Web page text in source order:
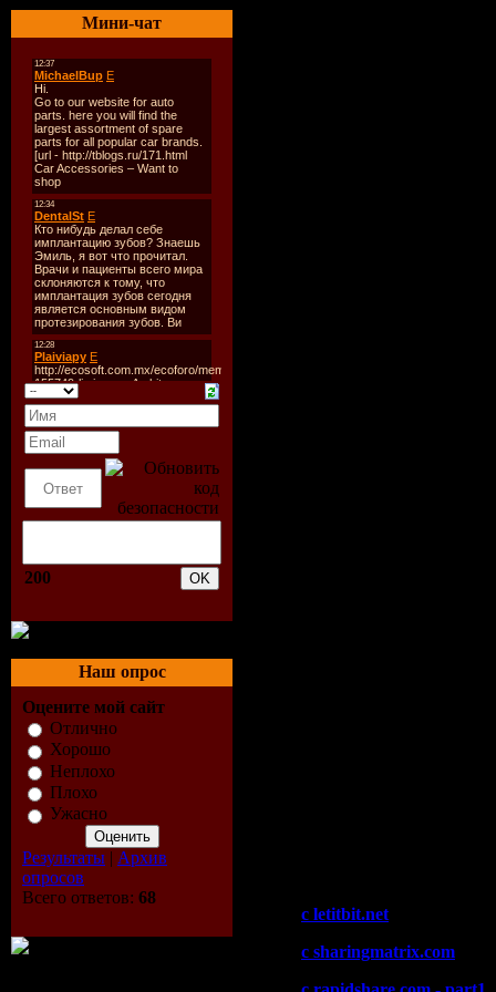
Мини-чат
200
Наш опрос
Оцените мой сайт
Отлично
Хорошо
Неплохо
Плохо
Ужасно
Результаты | Архив
опросов
Всего ответов: 68
c letitbit.net
c sharingmatrix.com